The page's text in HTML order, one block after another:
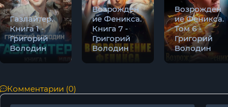
Газлайтер.
Книга 1 -
Григорий
Володин
Возрожден
ие Феникса.
Книга 7 -
Григорий
Володин
Возрожден
ие Феникса.
Том 6 -
Григорий
Володин
Комментарии (0)